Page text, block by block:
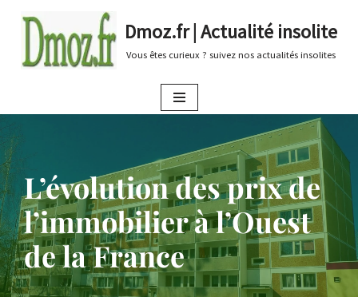
au
Dmoz.fr | Actualité insolite
Vous êtes curieux ? suivez nos actualités insolites
L’évolution des prix de
l’immobilier à l’Ouest
de la France